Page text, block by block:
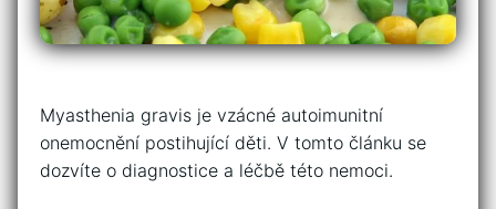
Myasthenia gravis je vzácné autoimunitní
onemocnění postihující děti.⁣ V‌ tomto ⁤článku ‌se
dozvíte o diagnostice a léčbě této⁤ nemoci.